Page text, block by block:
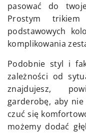
pasować do
Prostym
podstawowych
komplikowania
Podobnie styl i
zależności od
znajdujesz,
garderobę, aby
czuć się
możemy dodać